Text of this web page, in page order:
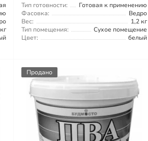
Тип готовности:
Готовая к применению
Фасовка:
Ведро
Вес:
1,2 кг
Тип помещения:
Сухое помещение
Цвет:
белый
Продано